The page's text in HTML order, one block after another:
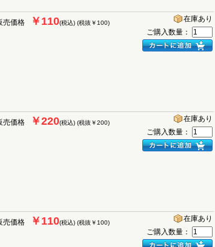
売価格 ￥110(税込) (税抜￥100)
在庫あり
ご購入数量：
売価格 ￥220(税込) (税抜￥200)
在庫あり
ご購入数量：
売価格 ￥110(税込) (税抜￥100)
在庫あり
ご購入数量：